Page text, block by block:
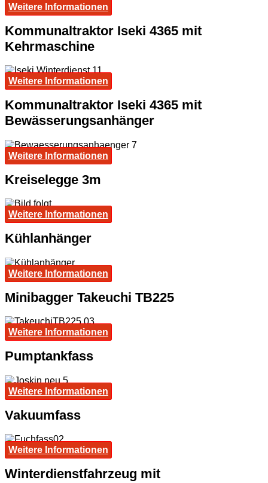
Weitere Informationen
Kommunaltraktor Iseki 4365 mit
Kehrmaschine
Weitere Informationen
Kommunaltraktor Iseki 4365 mit
Bewässerungsanhänger
Weitere Informationen
Kreiselegge 3m
Weitere Informationen
Kühlanhänger
Weitere Informationen
Minibagger Takeuchi TB225
Weitere Informationen
Pumptankfass
Weitere Informationen
Vakuumfass
Weitere Informationen
Winterdienstfahrzeug mit